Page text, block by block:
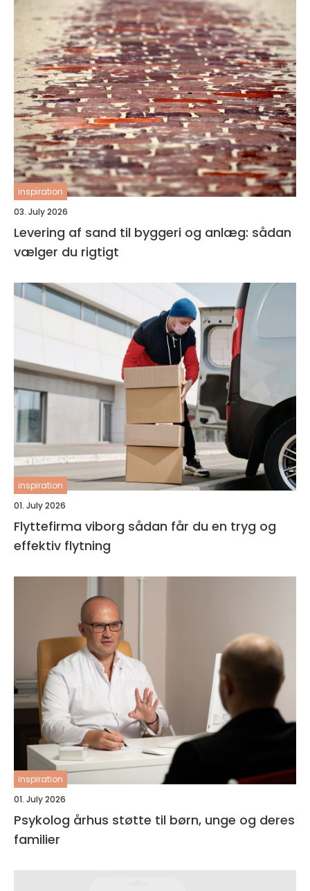
inspiration
03. July 2026
Levering af sand til byggeri og anlæg: sådan
vælger du rigtigt
inspiration
01. July 2026
Flyttefirma viborg sådan får du en tryg og
effektiv flytning
inspiration
01. July 2026
Psykolog århus støtte til børn, unge og deres
familier